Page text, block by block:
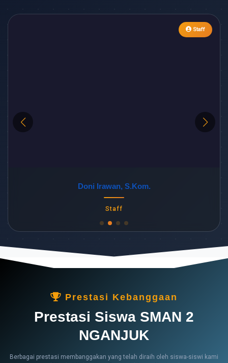
Staff
Doni Irawan, S.Kom.
Staff
Prestasi Kebanggaan
Prestasi Siswa SMAN 2
NGANJUK
Berbagai prestasi membanggakan yang telah diraih oleh siswa-siswi kami